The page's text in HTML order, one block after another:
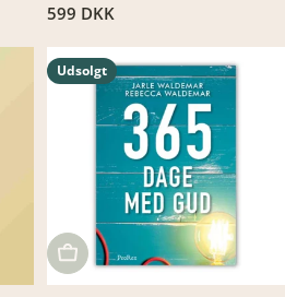
Translation
599 DKK
Udsolgt
UDSOLGT